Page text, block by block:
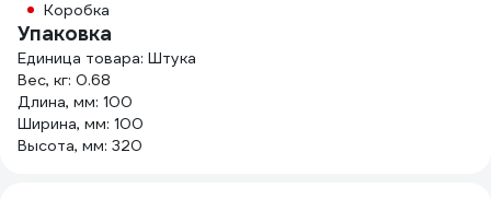
Коробка
Упаковка
Единица товара: Штука
Вес, кг: 0.68
Длина, мм: 100
Ширина, мм: 100
Высота, мм: 320